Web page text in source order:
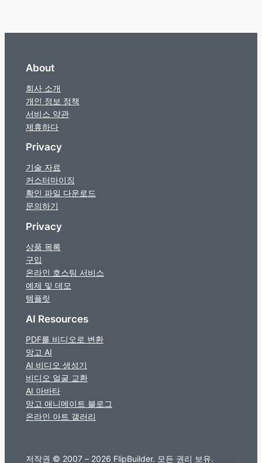
About
회사 소개
개인 정보 정책
서비스 약관
제휴하다
Privacy
기술 자료
커스터마이징
확인 파일 다운로드
문의하기
Privacy
상품 목록
구입
온라인 호스팅 서비스
예제 및 데모
템플릿
AI Resources
PDF를 비디오로 변환
망고 AI
AI 비디오 생성기
비디오 얼굴 교환
AI 아바타
망고 애니메이트 블로그
온라인 아트 갤러리
저작권 © 2007 – 2026 FlipBuilder. 모든 권리 보유.